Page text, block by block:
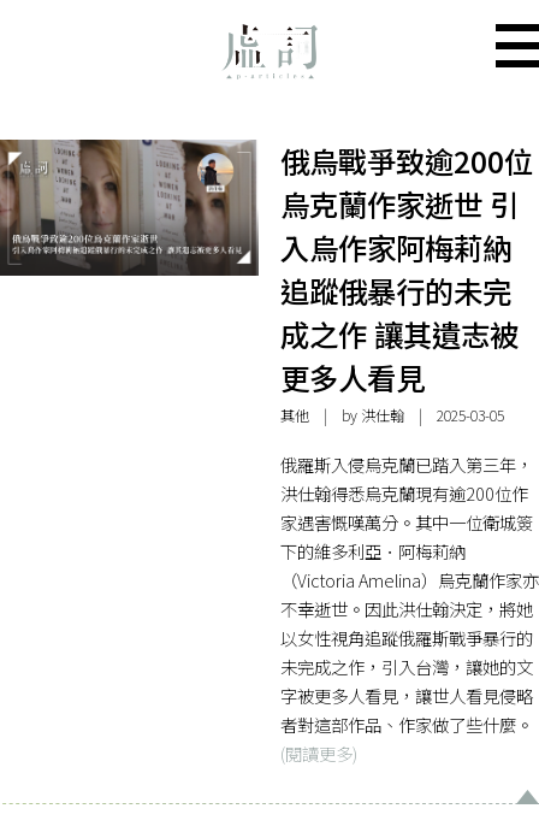
俄烏戰爭致逾200位
烏克蘭作家逝世 引
入烏作家阿梅莉納
追蹤俄暴行的未完
成之作 讓其遺志被
更多人看見
其他| by 洪仕翰 | 2025-03-05
俄羅斯入侵烏克蘭已踏入第三年，
洪仕翰得悉烏克蘭現有逾200位作
家遇害慨嘆萬分。其中一位衛城簽
下的維多利亞．阿梅莉納
（Victoria Amelina）烏克蘭作家亦
不幸逝世。因此洪仕翰決定，將她
以女性視角追蹤俄羅斯戰爭暴行的
未完成之作，引入台灣，讓她的文
字被更多人看見，讓世人看見侵略
者對這部作品、作家做了些什麼。
(閱讀更多)